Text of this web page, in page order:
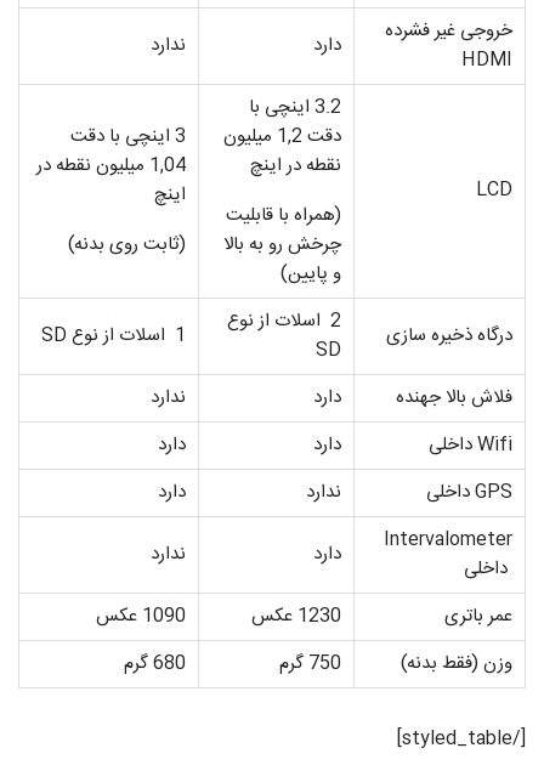
خروجی غیر فشرده
HDMI
دارد ندارد
LCD
3.2 اینچی با
دقت 1,2 میلیون
نقطه در اینچ
(همراه با قابلیت
چرخش رو به بالا
و پایین)
3 اینچی با دقت
1,04 میلیون نقطه در
اینچ
(ثابت روی بدنه)
درگاه ذخیره سازی
2 اسلات از نوع
SD
1 اسلات از نوع SD
فلاش بالا جهنده دارد
ندارد
Wifi داخلی
دارد
دارد
GPS داخلی
ندارد
دارد
Intervalometer
داخلی
دارد ندارد
عمر باتری 1230 عکس
1090 عکس
وزن (فقط بدنه)
750 گرم 680 گرم
[/styled_table]